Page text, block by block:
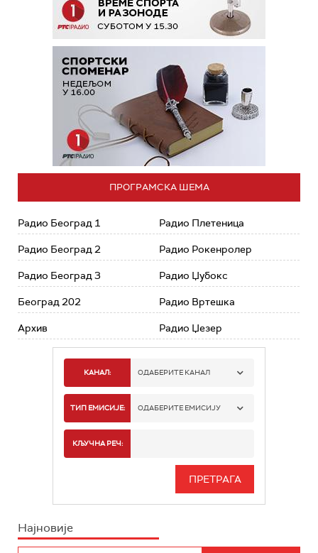
ПРОГРАМСКА ШЕМА
Радио Београд 1
Радио Београд 2
Радио Београд 3
Београд 202
Архив
Радио Плетеница
Радио Рокенролер
Радио Џубокс
Радио Вртешка
Радио Џезер
КАНАЛ: ОДАБЕРИТЕ КАНАЛ
РАДИО БЕОГРАД 1
РАДИО БЕОГРАД 3
ТИП ЕМИСИЈЕ: ОДАБЕРИТЕ ЕМИСИЈУ
ИНФО
КЉУЧНА РЕЧ:
Најновије